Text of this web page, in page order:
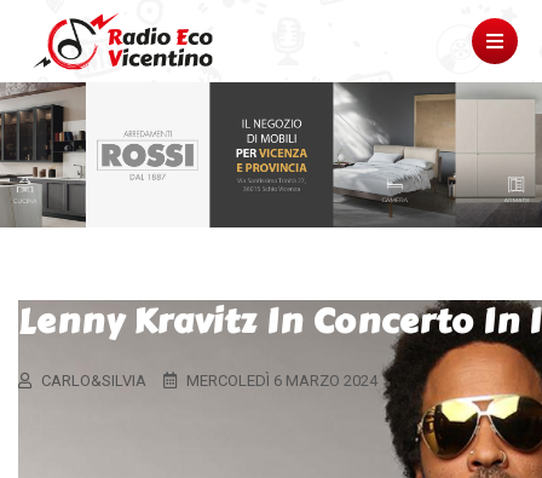
Lenny Kravitz In Concerto In
CARLO&SILVIA MERCOLEDÌ 6 MARZO 2024